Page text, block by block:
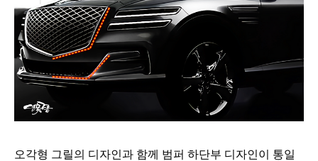
오각형 그릴의 디자인과 함께 범퍼 하단부 디자인이 통일